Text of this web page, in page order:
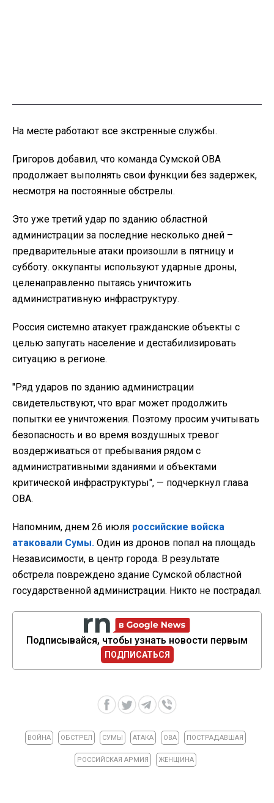
На месте работают все экстренные службы.
Григоров добавил, что команда Сумской ОВА
продолжает выполнять свои функции без задержек,
несмотря на постоянные обстрелы.
Это уже третий удар по зданию областной
администрации за последние несколько дней –
предварительные атаки произошли в пятницу и
субботу. оккупанты используют ударные дроны,
целенаправленно пытаясь уничтожить
административную инфраструктуру.
Россия системно атакует гражданские объекты с
целью запугать население и дестабилизировать
ситуацию в регионе.
"Ряд ударов по зданию администрации
свидетельствуют, что враг может продолжить
попытки ее уничтожения. Поэтому просим учитывать
безопасность и во время воздушных тревог
воздерживаться от пребывания рядом с
административными зданиями и объектами
критической инфраструктуры", — подчеркнул глава
ОВА.
Напомним, днем 26 июля российские войска
атаковали Сумы. Один из дронов попал на площадь
Независимости, в центр города. В результате
обстрела повреждено здание Сумской областной
государственной администрации. Никто не пострадал.
Подписывайся, чтобы узнать новости первым
ПОДПИСАТЬСЯ
ВОЙНА ОБСТРЕЛ СУМЫ АТАКА ОВА ПОСТРАДАВШАЯ
РОССИЙСКАЯ АРМИЯ ЖЕНЩИНА